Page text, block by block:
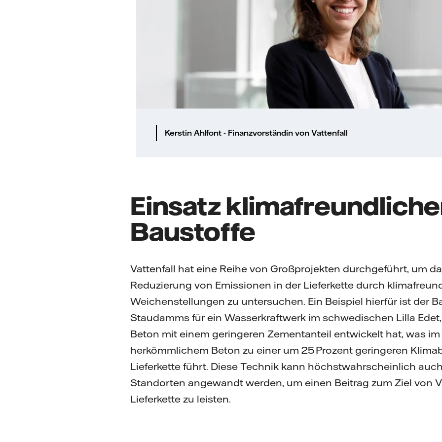
Kerstin Ahlfont - Finanzvorständin von Vattenfall
Einsatz
Baustoffe
Vattenfall hat eine Reihe von Großprojekten durchgeführt, um
Reduzierung von Emissionen in der Lieferkette durch
Weichenstellungen zu untersuchen. Ein Beispiel hierfür ist der
Staudamms für ein Wasserkraftwerk im schwedischen Lilla
Beton mit einem geringeren Zementanteil entwickelt hat, was
herkömmlichem Beton zu einer um 25 Prozent geringeren
Lieferkette führt. Diese Technik kann höchstwahrscheinlich
Standorten angewandt werden, um einen Beitrag zum Ziel von
Lieferkette zu leisten.